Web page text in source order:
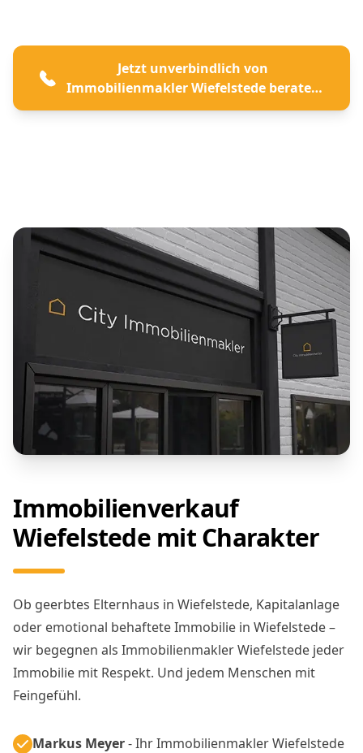
Jetzt unverbindlich von
Immobilienmakler Wiefelstede beraten
lassen
Immobilienverkauf
Wiefelstede mit Charakter
Ob geerbtes Elternhaus in Wiefelstede, Kapitalanlage
oder emotional behaftete Immobilie in Wiefelstede –
wir begegnen als Immobilienmakler Wiefelstede jeder
Immobilie mit Respekt. Und jedem Menschen mit
Feingefühl.
Markus Meyer- Ihr Immobilienmakler Wiefelstede